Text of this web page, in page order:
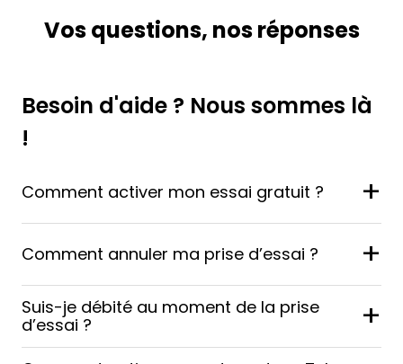
Vos questions, nos réponses
Besoin d'aide ? Nous sommes là
!
Comment activer mon essai gratuit ? +
Comment annuler ma prise d’essai ? +
Suis-je débité au moment de la prise
d’essai ?
+